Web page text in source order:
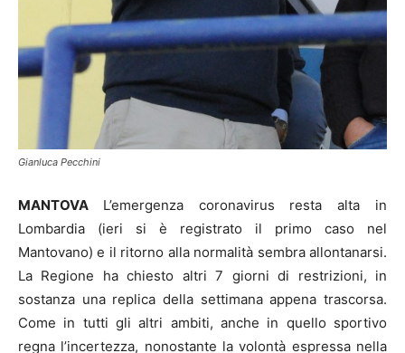
Gianluca Pecchini
MANTOVA L’emergenza coronavirus resta alta in
Lombardia (ieri si è registrato il primo caso nel
Mantovano) e il ritorno alla normalità sembra allontanarsi.
La Regione ha chiesto altri 7 giorni di restrizioni, in
sostanza una replica della settimana appena trascorsa.
Come in tutti gli altri ambiti, anche in quello sportivo
regna l’incertezza, nonostante la volontà espressa nella